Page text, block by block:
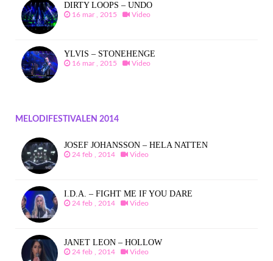
DIRTY LOOPS – UNDO
16 mar , 2015 Video
YLVIS – STONEHENGE
16 mar , 2015 Video
MELODIFESTIVALEN 2014
JOSEF JOHANSSON – HELA NATTEN
24 feb , 2014 Video
I.D.A. – FIGHT ME IF YOU DARE
24 feb , 2014 Video
JANET LEON – HOLLOW
24 feb , 2014 Video